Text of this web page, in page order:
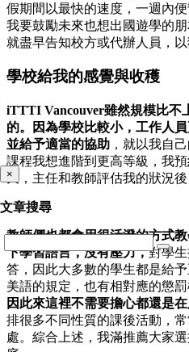
假期間以最快的速度，一週內
我要鼓勵未來也想出國遊學的
就盡早告知校方或代辦人員，以
學校給我的感覺與收穫
iTTTI Vancouver雖然規模比不
的。因為學校比較小，工作人
並給予適當的協助 ，就以我自
課程我想進階到更高等級，我
天，主任和教師評估我的狀況
教師們也都會用很活潑的方式
下學習語言，沒有壓力，對學
答，因此大多數的學生都是給
美語的規定，也有相對應的懲
因此來這裡不需要擔心都還是
排很多不同性質的課後活動，
處。綜合上述，我滿推薦大家
×
文章搜尋